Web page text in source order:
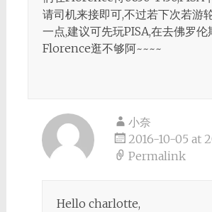
请司机来接即可,不过若下次若游
一点,建议可先玩PISA,在去佛罗伦
Florence逛不够阿~~~~
小奈
2016-10-05 at
Permalink
Hello charlotte,